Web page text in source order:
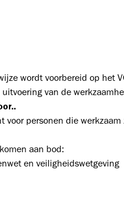
wordt voorbereid op het
bij uitvoering van de
voor personen die
aan bod:
en veiligheidswetgeving